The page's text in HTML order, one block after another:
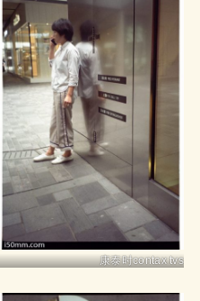
康泰时contax tvs